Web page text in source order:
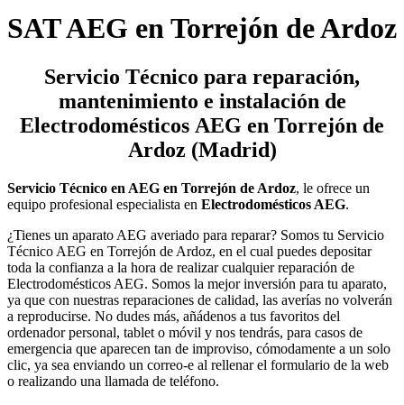
SAT AEG en Torrejón de Ardoz
Servicio Técnico para reparación,
mantenimiento e instalación de
Electrodomésticos AEG en Torrejón de
Ardoz (Madrid)
Servicio Técnico en AEG en Torrejón de Ardoz, le ofrece un
equipo profesional especialista en Electrodomésticos AEG.
¿Tienes un aparato AEG averiado para reparar? Somos tu Servicio
Técnico AEG en Torrejón de Ardoz, en el cual puedes depositar
toda la confianza a la hora de realizar cualquier reparación de
Electrodomésticos AEG. Somos la mejor inversión para tu aparato,
ya que con nuestras reparaciones de calidad, las averías no volverán
a reproducirse. No dudes más, añádenos a tus favoritos del
ordenador personal, tablet o móvil y nos tendrás, para casos de
emergencia que aparecen tan de improviso, cómodamente a un solo
clic, ya sea enviando un correo-e al rellenar el formulario de la web
o realizando una llamada de teléfono.